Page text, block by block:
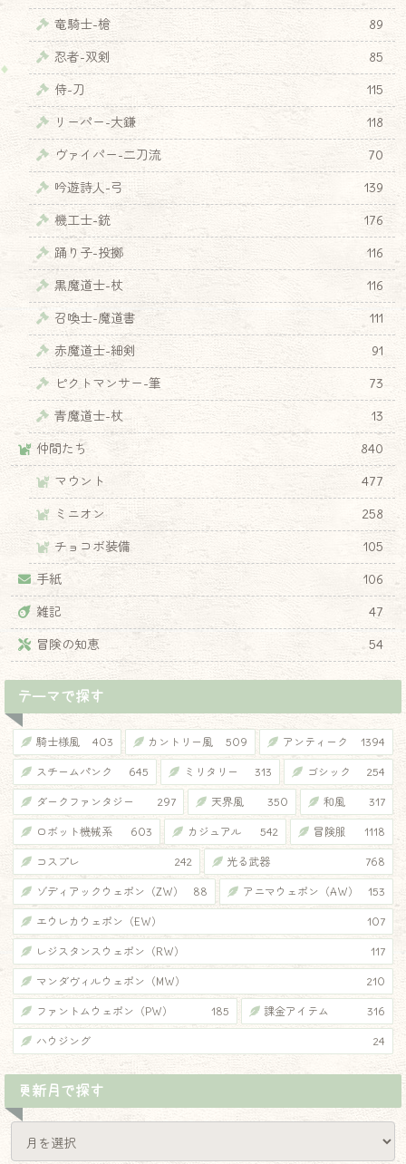
竜騎士-槍
89
忍者-双剣
85
侍-刀
115
リーパー-大鎌
118
ヴァイパー-二刀流
70
吟遊詩人-弓
139
機工士-銃
176
踊り子-投擲
116
黒魔道士-杖
116
召喚士-魔道書
111
赤魔道士-細剣
91
ピクトマンサー-筆
73
青魔道士-杖
13
仲間たち
840
マウント
477
ミニオン
258
チョコボ装備
105
手紙
106
雑記
47
冒険の知恵
54
テーマで探す
騎士様風 403 カントリー風 509 アンティーク 1394
スチームパンク 645 ミリタリー 313 ゴシック 254
ダークファンタジー 297 天界風 350 和風 317
ロボット機械系 603 カジュアル 542 冒険服 1118
コスプレ 242 光る武器 768
ゾディアックウェポン（ZW） 88 アニマウェポン（AW） 153
エウレカウェポン（EW） 107
レジスタンスウェポン（RW） 117
マンダヴィルウェポン（MW） 210
ファントムウェポン（PW） 185 課金アイテム 316
ハウジング 24
更新月で探す